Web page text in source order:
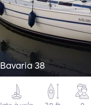
Bavaria 38